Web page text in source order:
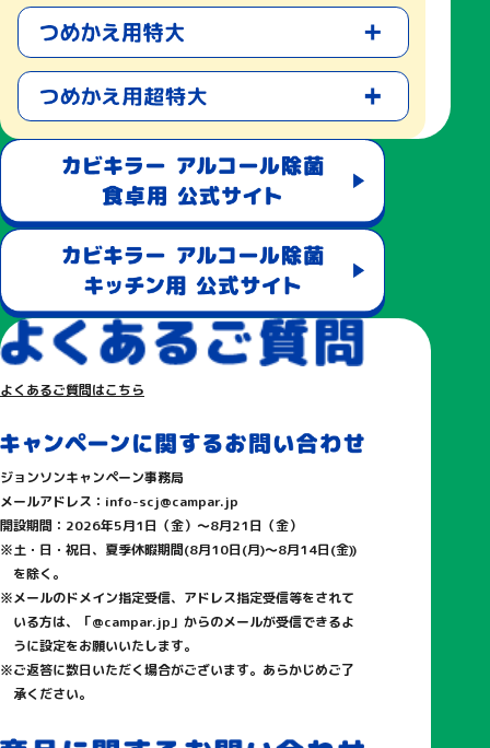
お送りしたバリューコードのURLを紛失された場合などに、
バリューコードのURLを再発行することは出来ません。残高
がゼロになるまで、ブックマークやメールの保存などバリュ
ーコードのURLにアクセスできるようにしてください。
るサービスです。カードタイプのQUOカード加盟店ではご利
用できない場合があるほか、カードタイプのQUOカードの残
▶使えるお店はこちら
https://www.quocard.com/individual/store/quopay/
本キャンペーンは、ジョンソン株式会社により実施していま
す。本キャンペーンについてのお問い合わせは株式会社クオ
カードではお受けできません。
「QUOカードPay」もしくは「クオ・カード ペイ」およびそ
「QUOカードPay」に関するお問い合わせは当社では受け付け
かねる場合がございます。「QUOカードPay」の仕組みや詳し
い使い方等は、株式会社クオカード「QUOカードPay」お問い
合わせ窓口(https://www.quocard.com/contact/
わせいただきますよう、よろしくお願いいたします。
対象商品
カビキラー アルコール除菌 食卓用シリーズ (本体・つめかえ
用・つめかえ用特大・つめかえ用超特大)
カビキラー アルコール除菌 キッチン用シリーズ (本体・つめか
よくあるご質問はこちら
ジョンソンキャンペーン事務局
メールアドレス： info-scj@campar.jp
開設期間： 2026年5月1日（金） ～8月21日（金）
土・日・祝日、夏季休暇期間(8月10日(月)～8月14日(金))
を除く。
メールのドメイン指定受信、アドレス指定受信等をされて
いる方は、「@campar.jp」からのメールが受信できるよ
うに設定をお願いいたします。
ご返答に数日いただく場合がございます。あらかじめご了
承ください。